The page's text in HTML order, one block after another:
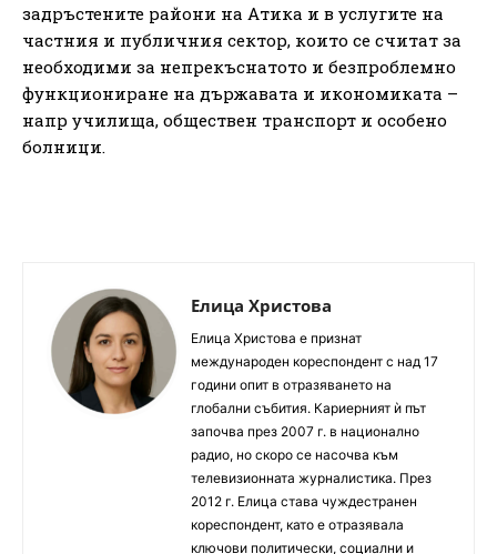
задръстените райони на Атика и в услугите на
частния и публичния сектор, които се считат за
необходими за непрекъснатото и безпроблемно
функциониране на държавата и икономиката –
напр училища, обществен транспорт и особено
болници.
Елица Христова
Елица Христова е признат
международен кореспондент с над 17
години опит в отразяването на
глобални събития. Кариерният ѝ път
започва през 2007 г. в национално
радио, но скоро се насочва към
телевизионната журналистика. През
2012 г. Елица става чуждестранен
кореспондент, като е отразявала
ключови политически, социални и